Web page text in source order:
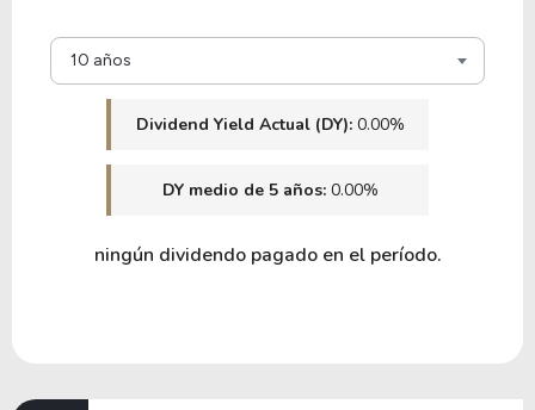
ALGN
0.00%
10 años
Dividend Yield Actual (DY): 0.00%
DY medio de 5 años: 0.00%
ningún dividendo pagado en el período.